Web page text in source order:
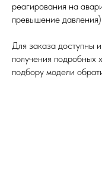
реагирования на
превышение
Для заказа доступны
получения подробных
подбору модели